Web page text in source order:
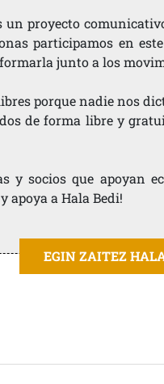
un proyecto
participamos en
junto a los
porque nadie nos
de forma libre y
y socios que apoyan
apoya a Hala Bedi!
EGIN ZAITEZ